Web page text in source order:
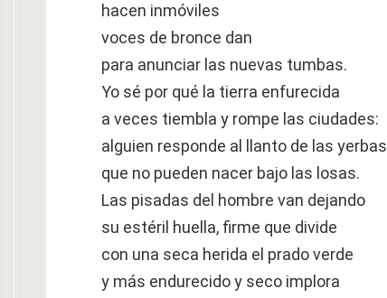
hacen inmóviles
voces de bronce dan
para anunciar las nuevas tumbas.
Yo sé por qué la tierra enfurecida
a veces tiembla y rompe las ciudades:
alguien responde al llanto de las yerbas
que no pueden nacer bajo las losas.
Las pisadas del hombre van dejando
su estéril huella, firme que divide
con una seca herida el prado verde
y más endurecido y seco implora